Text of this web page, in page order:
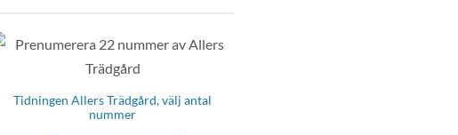
Tidningen Allers Trädgård, välj antal
nummer